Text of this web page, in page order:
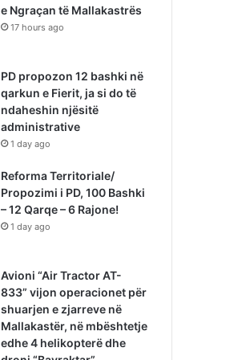
e Ngraçan të Mallakastrës
17 hours ago
PD propozon 12 bashki në
qarkun e Fierit, ja si do të
ndaheshin njësitë
administrative
1 day ago
Reforma Territoriale/
Propozimi i PD, 100 Bashki
– 12 Qarqe – 6 Rajone!
1 day ago
Avioni “Air Tractor AT-
833” vijon operacionet për
shuarjen e zjarreve në
Mallakastër, në mbështetje
edhe 4 helikopterë dhe